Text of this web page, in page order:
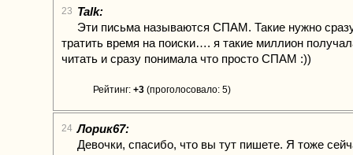
23 Talk:
Эти письма называются СПАМ. Такие нужно
тратить время на поиски…. я такие миллион
читать и сразу понимала что просто СПАМ :))
Рейтинг: +3 (проголосовало: 5)
24 Лорик67:
Девочки, спасибо, что вы тут пишете. Я тоже